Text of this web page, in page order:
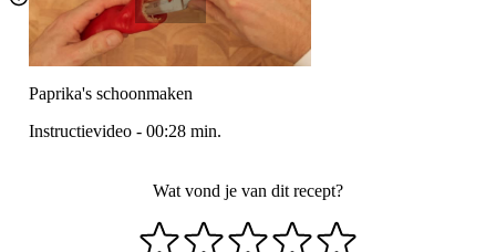
Paprika's schoonmaken
Instructievideo - 00:28 min.
Wat vond je van dit recept?